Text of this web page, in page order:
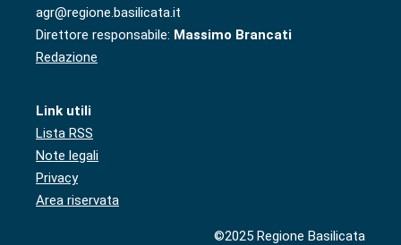
agr@regione.basilicata.it
Direttore responsabile: Massimo Brancati
Redazione
Link utili
Lista RSS
Note legali
Privacy
Area riservata
©2025 Regione Basilicata